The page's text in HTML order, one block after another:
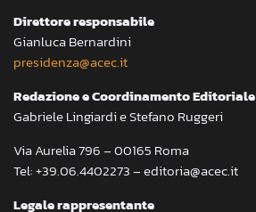
Direttore responsabile
Gianluca Bernardini
presidenza@acec.it
Redazione e Coordinamento Editoriale
Gabriele Lingiardi e Stefano Ruggeri
Via Aurelia 796 – 00165 Roma
Tel: +39.06.4402273 – editoria@acec.it
Legale rappresentante